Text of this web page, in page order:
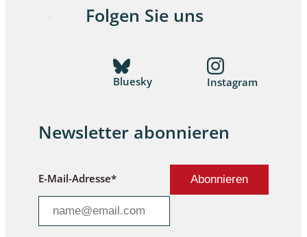
Folgen Sie uns
Bluesky Instagram
Newsletter abonnieren
E-Mail-Adresse*